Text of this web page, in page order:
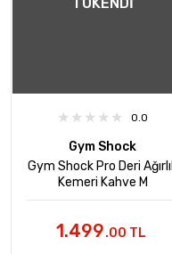
0.0
Gym Shock
Gym Shock Pro Deri
Kemeri Kahve M
1.499.00 TL